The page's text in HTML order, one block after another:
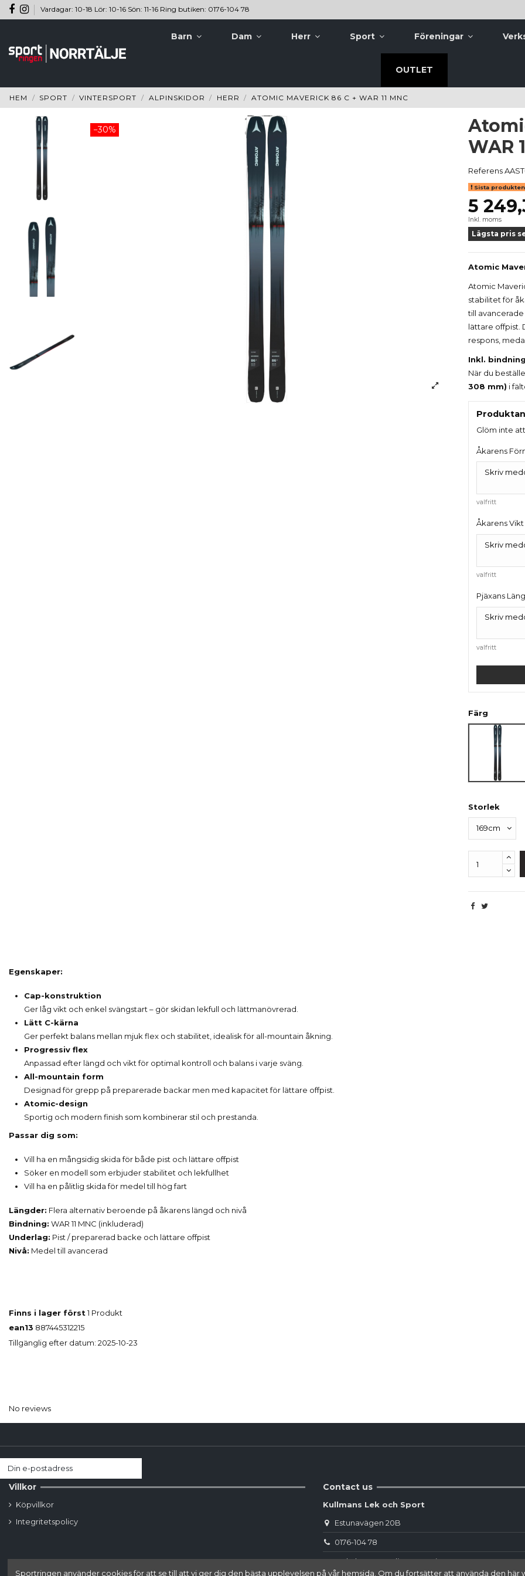
Vardagar: 10-18 Lör: 10-16 Sön: 11-16 Ring butiken: 0176-104 78
Barn Dam Herr Sport Föreningar
OUTLET
HEM SPORT VINTERSPORT ALPINSKIDOR HERR ATOMIC MAVERICK 86 C + WAR 11 MNC
−30%
WAR
Referens
Sista
5
Inkl. moms
Lägsta pris
Atomic
Atomic
stabilitet för
till
lättare offpist.
respons,
Inkl.
När du
308 mm) i
Glöm inte
Åkarens
valfritt
Åkarens Vikt
valfritt
Pjäxans
valfritt
Färg
Metalic
Storlek
Egenskaper:
Cap-konstruktion
Ger låg vikt och enkel svängstart – gör skidan lekfull och lättmanövrerad.
Lätt C-kärna
Ger perfekt balans mellan mjuk flex och stabilitet, idealisk för all-mountain åkning.
Progressiv flex
Anpassad efter längd och vikt för optimal kontroll och balans i varje sväng.
All-mountain form
Designad för grepp på preparerade backar men med kapacitet för lättare offpist.
Atomic-design
Sportig och modern finish som kombinerar stil och prestanda.
Passar dig som:
Vill ha en mångsidig skida för både pist och lättare offpist
Söker en modell som erbjuder stabilitet och lekfullhet
Vill ha en pålitlig skida för medel till hög fart
Längder: Flera alternativ beroende på åkarens längd och nivå
Bindning: WAR 11 MNC (inkluderad)
Underlag: Pist / preparerad backe och lättare offpist
Nivå: Medel till avancerad
Finns i lager först1 Produkt
ean13 887445312215
Tillgänglig efter datum: 2025-10-23
No reviews
Villkor
Köpvillkor
Integritetspolicy
Contact us
Kullmans Lek och Sport
Estunavägen 20B
0176-104 78
webshop.norrtalje@sportringen.se
Sportringen använder cookies för att se till att vi ger dig den bästa upplevelsen på vår hemsida. Om du fortsätter att använda den